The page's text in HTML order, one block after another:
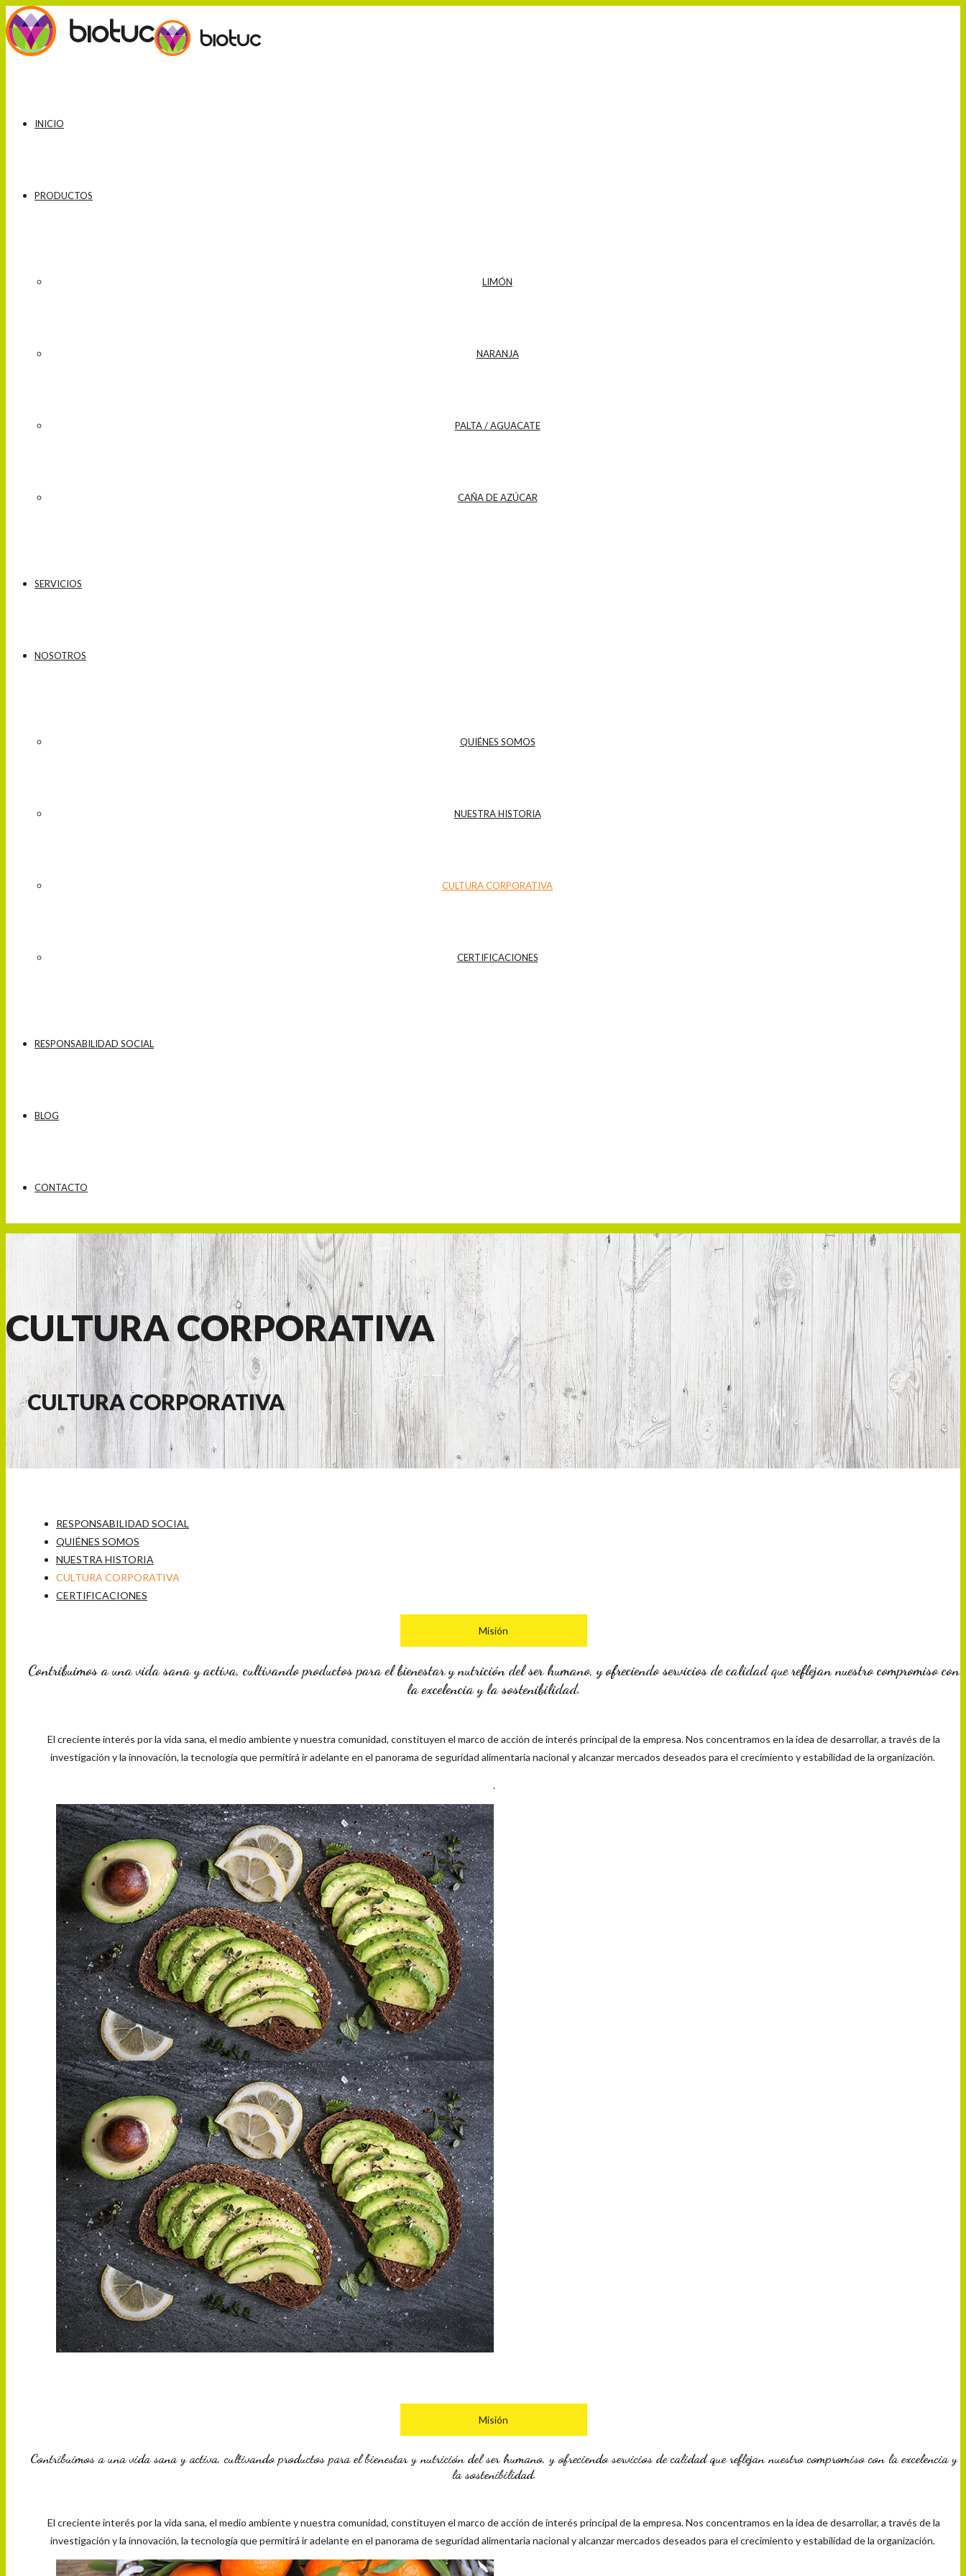
INICIO
PRODUCTOS
LIMÓN
NARANJA
PALTA / AGUACATE
CAÑA DE AZÚCAR
SERVICIOS
NOSOTROS
QUIÉNES SOMOS
NUESTRA HISTORIA
CULTURA CORPORATIVA
CERTIFICACIONES
RESPONSABILIDAD SOCIAL
BLOG
CONTACTO
CULTURA CORPORATIVA
CULTURA CORPORATIVA
RESPONSABILIDAD SOCIAL
QUIÉNES SOMOS
NUESTRA HISTORIA
CULTURA CORPORATIVA
CERTIFICACIONES
Misión
Contribuimos a una vida sana y activa, cultivando productos para el bienestar y nutrición del ser humano, y ofreciendo servicios de calidad que reflejan nuestro compromiso con
la excelencia y la sostenibilidad.
El creciente interés por la vida sana, el medio ambiente y nuestra comunidad, constituyen el marco de acción de interés principal de la empresa. Nos concentramos en la idea de desarrollar, a través de la
investigación y la innovación, la tecnología que permitirá ir adelante en el panorama de seguridad alimentaria nacional y alcanzar mercados deseados para el crecimiento y estabilidad de la organización.
.
Misión
Contribuimos a una vida sana y activa, cultivando productos para el bienestar y nutrición del ser humano, y ofreciendo servicios de calidad que reflejan nuestro compromiso con la excelencia y
la sostenibilidad.
El creciente interés por la vida sana, el medio ambiente y nuestra comunidad, constituyen el marco de acción de interés principal de la empresa. Nos concentramos en la idea de desarrollar, a través de la
investigación y la innovación, la tecnología que permitirá ir adelante en el panorama de seguridad alimentaria nacional y alcanzar mercados deseados para el crecimiento y estabilidad de la organización.